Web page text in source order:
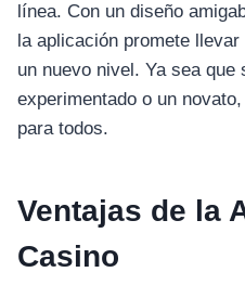
línea. Con un diseño
la aplicación promete
un nuevo nivel. Ya sea que
experimentado o un
para todos.
Ventajas de la
Casino